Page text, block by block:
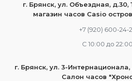
г. Брянск, ул. Объездная,
магазин часов Casio
+7 (920) 600-24-
С 10:00 до 22:00
г. Брянск, ул. 3-
Салон часов